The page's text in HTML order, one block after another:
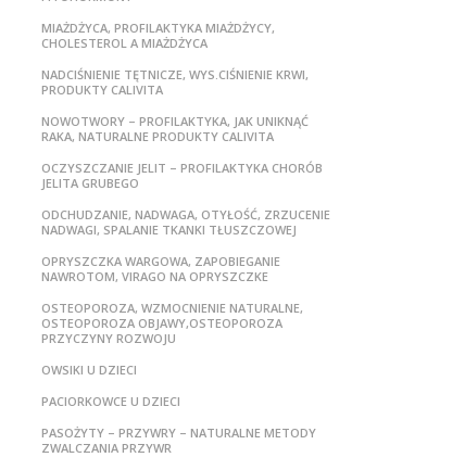
MIAŻDŻYCA, PROFILAKTYKA MIAŻDŻYCY,
CHOLESTEROL A MIAŻDŻYCA
NADCIŚNIENIE TĘTNICZE, WYS.CIŚNIENIE KRWI,
PRODUKTY CALIVITA
NOWOTWORY – PROFILAKTYKA, JAK UNIKNĄĆ
RAKA, NATURALNE PRODUKTY CALIVITA
OCZYSZCZANIE JELIT – PROFILAKTYKA CHORÓB
JELITA GRUBEGO
ODCHUDZANIE, NADWAGA, OTYŁOŚĆ, ZRZUCENIE
NADWAGI, SPALANIE TKANKI TŁUSZCZOWEJ
OPRYSZCZKA WARGOWA, ZAPOBIEGANIE
NAWROTOM, VIRAGO NA OPRYSZCZKE
OSTEOPOROZA, WZMOCNIENIE NATURALNE,
OSTEOPOROZA OBJAWY,OSTEOPOROZA
PRZYCZYNY ROZWOJU
OWSIKI U DZIECI
PACIORKOWCE U DZIECI
PASOŻYTY – PRZYWRY – NATURALNE METODY
ZWALCZANIA PRZYWR